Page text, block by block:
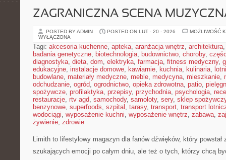
ZAGRANICZNA SCENA
POSTED BY ADMIN POSTED ON LUT - 20 - 2026
MOŻLIWOŚĆ
WYŁĄCZONA
Tagi: akcesoria kuchenne, apteka, aranżacja wnętrz, architektura
badania genetyczne, biotechnologia, budownictwo, choroby,
diagnostyka, dieta, dom, elektryka, farmacja, fitness medyczny,
edukacyjne, instalacje domowe, kawiarnie, kuchnia, kulinaria,
budowlane, materiały medyczne, meble, medycyna, mieszkanie,
odchudzanie, ogród, ogrodnictwo, opieka zdrowotna, patio,
spożywcze, profilaktyka, przepisy, przychodnia, psychologia,
restauracje, rtv agd, samochody, samoloty, sery, sklep
benzynowe, superfoods, szpital , tarasy, transport, transport
wodociągi, wyposażenie kuchni, wyposażenie wnętrz, zabawa,
żywienie, zdrowie
Limith to lifestylowy magazyn dla fanów dźwięków, który
szukających emocji po całym dniu, ale też o tych, którzy chcą